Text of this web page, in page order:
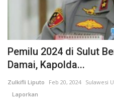
Ekonomi
Pendidikan
Informasi Journalism
Olahraga
Pemilu 2024 di Sulut
Damai, Kapolda...
Zulkifli Liputo Feb 20, 2024 Sulawesi
Laporkan